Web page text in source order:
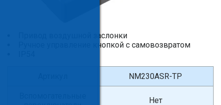
Привод воздушной заслонки
Ручное управление кнопкой с самовозвратом
NM230ASR-TP
Нет